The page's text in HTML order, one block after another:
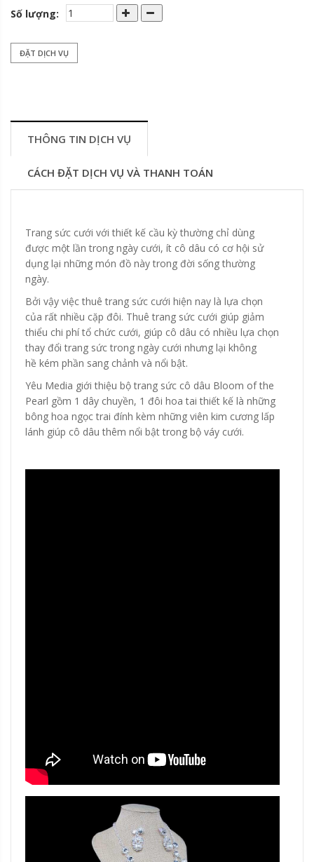
Số lượng:
ĐẶT DỊCH VỤ
THÔNG TIN DỊCH VỤ
CÁCH ĐẶT DỊCH VỤ VÀ THANH TOÁN
Trang sức cưới với thiết kế cầu kỳ thường chỉ dùng
được một lần trong ngày cưới, ít cô dâu có cơ hội sử
dụng lại những món đồ này trong đời sống thường
ngày.
Bởi vậy việc thuê trang sức cưới hiện nay là lựa chọn
của rất nhiều cặp đôi. Thuê trang sức cưới giúp giảm
thiểu chi phí tổ chức cưới, giúp cô dâu có nhiều lựa chọn
thay đổi trang sức trong ngày cưới nhưng lại không
hề kém phần sang chảnh và nổi bật.
Yêu Media giới thiệu bộ trang sức cô dâu Bloom of the
Pearl gồm 1 dây chuyền, 1 đôi hoa tai thiết kế là những
bông hoa ngọc trai đính kèm những viên kim cương lấp
lánh giúp cô dâu thêm nổi bật trong bộ váy cưới.